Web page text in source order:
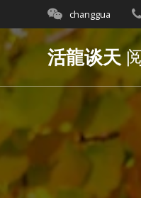
to
content
changgua
活龍谈天